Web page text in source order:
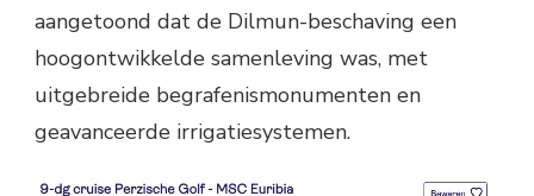
aangetoond dat de Dilmun-beschaving een
hoogontwikkelde samenleving was, met
uitgebreide begrafenismonumenten en
geavanceerde irrigatiesystemen.